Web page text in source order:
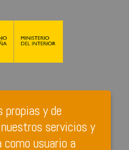
y de
servicios y
usuario a